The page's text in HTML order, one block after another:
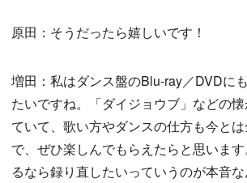
原田：そうだったら嬉しいです！
増田：私はダンス盤のBlu-ray／DVDに
たいですね。「ダイジョウブ」などの
ていて、歌い方やダンスの仕方も今と
で、ぜひ楽しんでもらえたらと思いま
るなら録り直したいっていうのが本音